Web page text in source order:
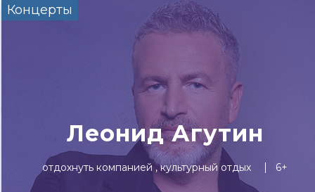
Сегодня Завтра
Детям
Концерты
Леонид Агутин
отдохнуть компанией культурный отдых 6+